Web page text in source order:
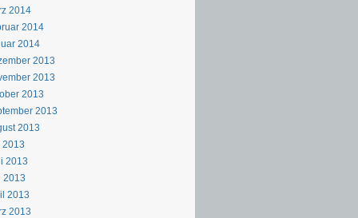
2014
2014
2014
2013
2013
2013
2013
2013
2013
2013
2013
2013
2013